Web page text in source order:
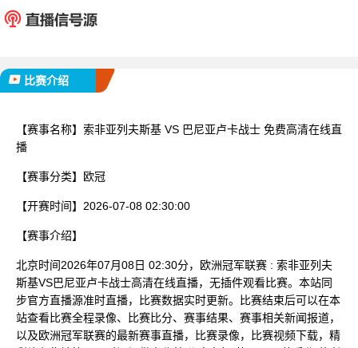
比赛介绍
【赛事名称】 索非亚列夫斯基 VS 巴尼亚卢卡战士 免费高清在线直
播
【赛事分类】 欧冠
【开赛时间】 2026-07-08 02:30:00
【赛事介绍】
北京时间2026年07月08日 02:30分，欧洲冠军联赛 : 索非亚列夫
斯基VS巴尼亚卢卡战士高清在线直播，无插件观看比赛。本站同
步官方直播源准时直播，比赛数据实时更新。比赛结束后可以在本
站查看比赛全程录像、比赛比分、赛事结果、赛事相关新闻报道，
以及欧洲冠军联赛的最新赛事直播，比赛录像，比赛视频下载，精